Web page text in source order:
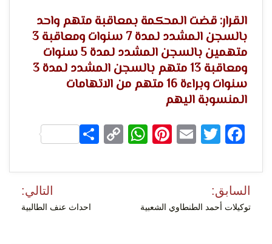
الرأي
التعبير
القرار: قضت المحكمة بمعاقبة متهم واحد
بالسجن المشدد لمدة 7 سنوات ومعاقبة 3
متهمين بالسجن المشدد لمدة 5 سنوات
ومعاقبة 13 متهم بالسجن المشدد لمدة 3
سنوات وبراءة 16 متهم من الاتهامات
المنسوبة اليهم
Facebook
Twitter
Email
Pinterest
WhatsApp
Copy
Share
تصفّح
المقالات
السابق:
توكيلات أحمد الطنطاوي الشعبية
التالي:
احداث عنف الطالبية